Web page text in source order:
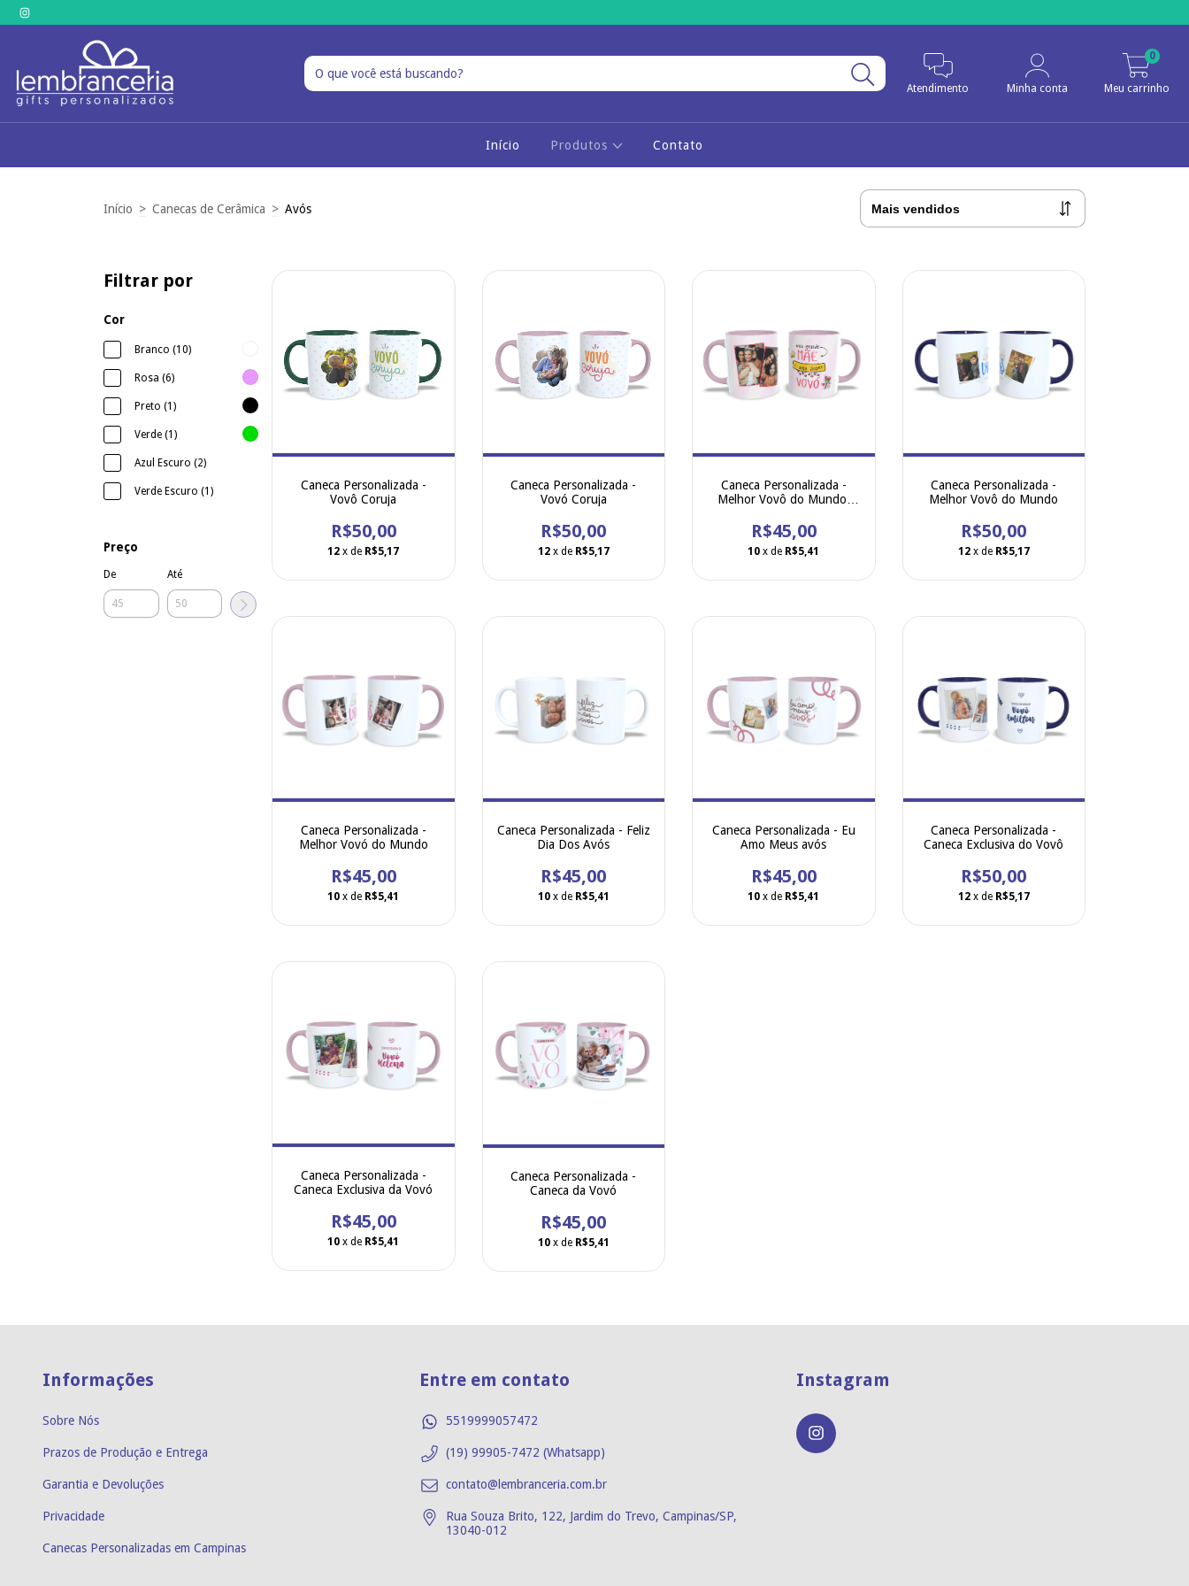
Atendimento Minha conta Meu carrinho
0
Início Produtos Contato
Início > Canecas de Cerâmica > Avós
Filtrar por
Cor
Branco (10)
Rosa (6)
Preto (1)
Verde (1)
Azul Escuro (2)
Verde Escuro (1)
Preço
De Até
Caneca Personalizada -
Vovô Coruja
R$50,00
12 x de R$5,17
Caneca Personalizada -
Vovó Coruja
R$50,00
12 x de R$5,17
Caneca Personalizada -
Melhor Vovô do Mundo.
com o seu logo / tema / arte
/ frase. Caneca de cerâmica
importada, alça e int
R$45,00
10 x de R$5,41
Caneca Personalizada -
Melhor Vovô do Mundo
R$50,00
12 x de R$5,17
Caneca Personalizada -
Melhor Vovó do Mundo
R$45,00
10 x de R$5,41
Caneca Personalizada - Feliz
Dia Dos Avós
R$45,00
10 x de R$5,41
Caneca Personalizada - Eu
Amo Meus avós
R$45,00
10 x de R$5,41
Caneca Personalizada -
Caneca Exclusiva do Vovô
R$50,00
12 x de R$5,17
Caneca Personalizada -
Caneca Exclusiva da Vovó
R$45,00
10 x de R$5,41
Caneca Personalizada -
Caneca da Vovó
R$45,00
10 x de R$5,41
Informações
Sobre Nós
Prazos de Produção e Entrega
Garantia e Devoluções
Privacidade
Canecas Personalizadas em Campinas
Entre em contato
5519999057472
(19) 99905-7472 (Whatsapp)
contato@lembranceria.com.br
Rua Souza Brito, 122, Jardim do Trevo, Campinas/SP,
13040-012
Instagram